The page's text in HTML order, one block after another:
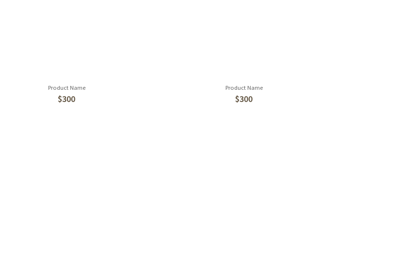
Product Name
$300
Product Name
$300